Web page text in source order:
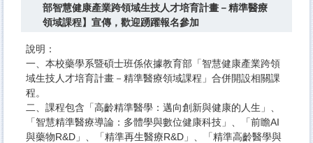
部智慧健康產業跨領域生技人才培育計畫－精準醫療
領域課程】宣傳，歡迎踴躍報名參加
說明：​
一、本校藥學系暨碩士班係依據教育部「智慧健康產業跨領
域生技人才培育計畫－精準醫療領域課程」合併開設相關課
程。
二、課程包含「高齡精準醫學：邁向創新與健康的人生」、
「智慧精準醫療導論：多體學與數位健康科技」、「前瞻AI
與藥物R&D」、「精準再生醫療R&D」、「精準高齡醫學與